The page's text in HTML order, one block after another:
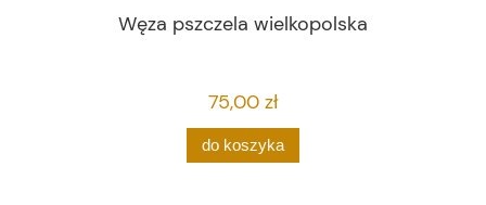
Węza pszczela wielkopolska
75,00 zł
do koszyka